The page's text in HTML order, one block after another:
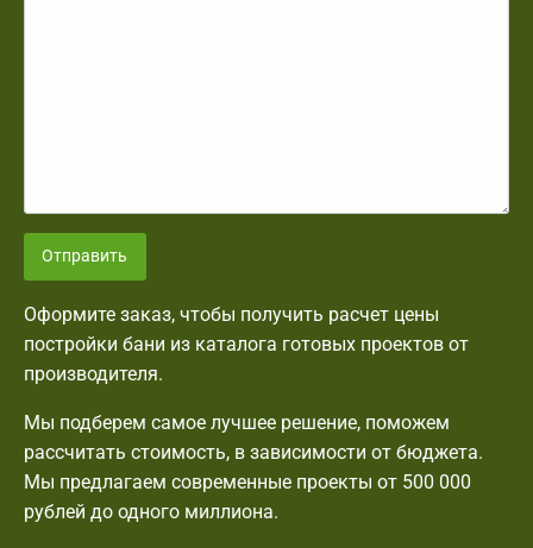
Отправить
Оформите заказ, чтобы получить расчет цены
постройки бани из каталога готовых проектов от
производителя.
Мы подберем самое лучшее решение, поможем
рассчитать стоимость, в зависимости от бюджета.
Мы предлагаем современные проекты от 500 000
рублей до одного миллиона.